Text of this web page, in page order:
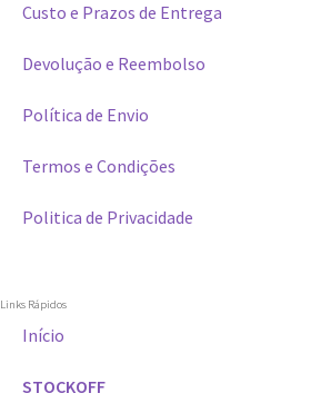
Custo e Prazos de Entrega
Devolução e Reembolso
Política de Envio
Termos e Condições
Politica de Privacidade
Links Rápidos
Início
STOCKOFF